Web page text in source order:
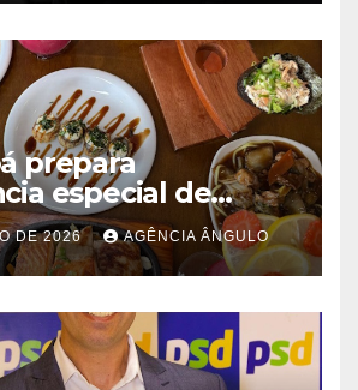
prepara
especial de
o Dia dos Pais
DE 2026 AGÊNCIA ÂNGULO